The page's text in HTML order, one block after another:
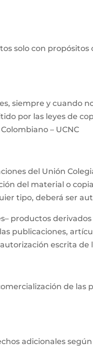
solo con
siempre y cuando
por las leyes de
– UCNC
del Unión
del material o
tipo, deberá ser
productos
publicaciones,
escrita de
de las
adicionales